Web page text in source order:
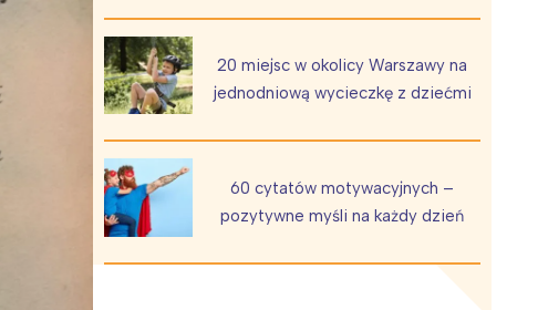
20 miejsc w okolicy Warszawy na
jednodniową wycieczkę z dziećmi
60 cytatów motywacyjnych –
pozytywne myśli na każdy dzień